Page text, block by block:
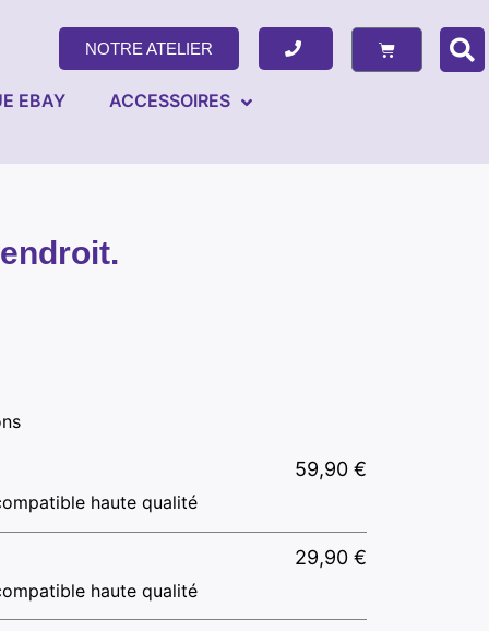
NOTRE ATELIER
EBAY ACCESSOIRES
59,90 €
haute qualité
29,90 €
haute qualité